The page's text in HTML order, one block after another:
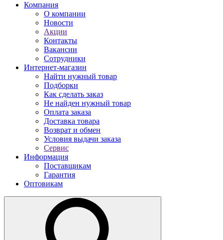
Компания
О компании
Новости
Акции
Контакты
Вакансии
Сотрудники
Интернет-магазин
Найти нужный товар
Подборки
Как сделать заказ
Не найден нужный товар
Оплата заказа
Доставка товара
Возврат и обмен
Условия выдачи заказа
Сервис
Информация
Поставщикам
Гарантия
Оптовикам